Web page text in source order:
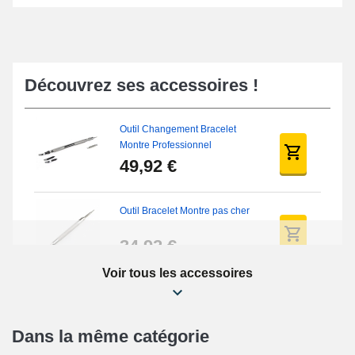
Découvrez ses accessoires !
Outil Changement Bracelet
Montre Professionnel
49,92 €
Outil Bracelet Montre pas cher
34,92 €
Kit Réparation Montre Débutant
16,90 €
Voir tous les accessoires
Dans la même catégorie